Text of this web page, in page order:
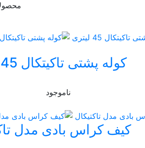
کوله پشتی تاکیتکال 45 لیتری
ناموجود
کیف کراس بادی مدل